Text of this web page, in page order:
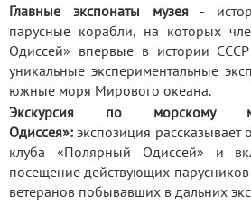
Главные экспонаты музея-
парусные корабли, на которых
Одиссей» впервые в истории
уникальные экспериментальные
южные моря Мирового океана.
Экскурсия по морскому
Одиссея»: экспозиция рассказывает
клуба «Полярный Одиссей» и
посещение действующих
ветеранов побывавших в дальних